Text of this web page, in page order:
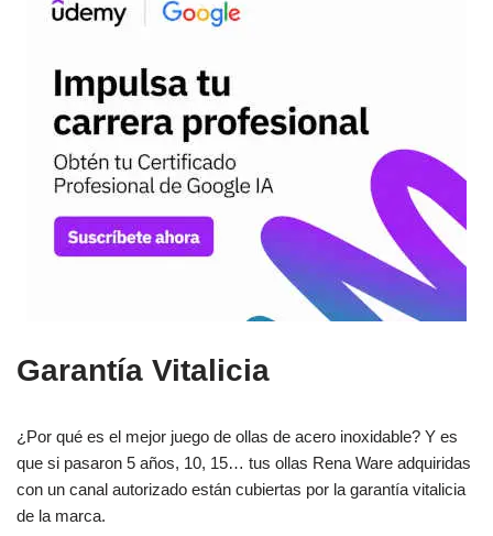
Garantía Vitalicia
¿Por qué es el mejor juego de ollas de acero inoxidable? Y es
que si pasaron 5 años, 10, 15… tus ollas Rena Ware adquiridas
con un canal autorizado están cubiertas por la garantía vitalicia
de la marca.